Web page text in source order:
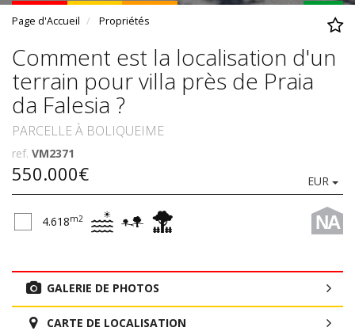
Page d'Accueil Propriétés
Comment est la localisation d'un
terrain pour villa près de Praia
da Falesia ?
PARCELLE À BOLIQUEIME
ref. VM2371
550.000€ EUR
NA
4.618m2
GALERIE DE PHOTOS
CARTE DE LOCALISATION